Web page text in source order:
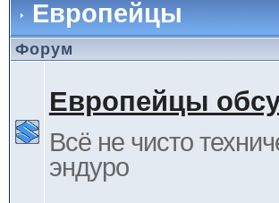
Европейцы
Форум
Европейцы
Всё не чисто
эндуро